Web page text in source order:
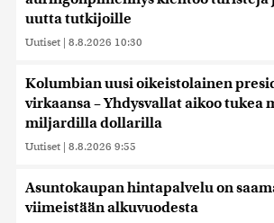
uutta tutkijoille
Uutiset | 8.8.2026 10:30
Kolumbian uusi oikeistolainen
virkaansa – Yhdysvallat aikoo tukea
miljardilla dollarilla
Uutiset | 8.8.2026 9:55
Asuntokaupan hintapalvelu on
viimeistään alkuvuodesta